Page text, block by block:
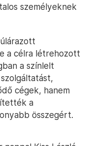
személyeknek
a célra létrehozott
a színlelt
cégek, hanem
a
összegért.